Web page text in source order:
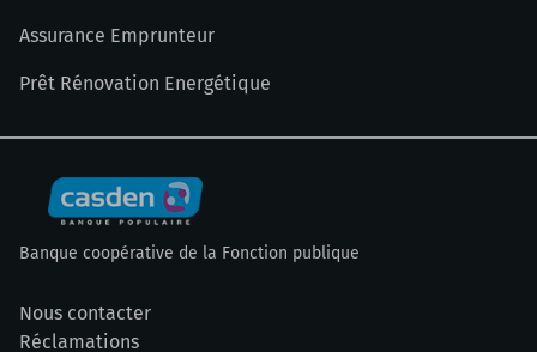
Assurance Emprunteur
Prêt Rénovation Energétique
Banque coopérative de la Fonction publique
Nous contacter
Réclamations